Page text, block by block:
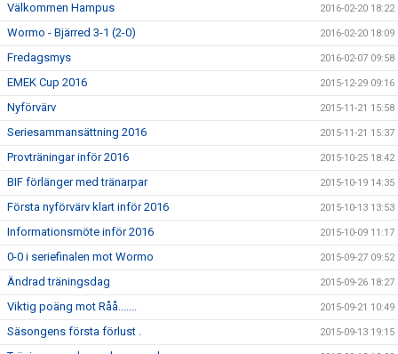
Välkommen Hampus 2016-02-20 18:22
Wormo - Bjärred 3-1 (2-0) 2016-02-20 18:09
Fredagsmys 2016-02-07 09:58
EMEK Cup 2016 2015-12-29 09:16
Nyförvärv 2015-11-21 15:58
Seriesammansättning 2016 2015-11-21 15:37
Provträningar inför 2016 2015-10-25 18:42
BIF förlänger med tränarpar 2015-10-19 14:35
Första nyförvärv klart inför 2016 2015-10-13 13:53
Informationsmöte inför 2016 2015-10-09 11:17
0-0 i seriefinalen mot Wormo 2015-09-27 09:52
Ändrad träningsdag 2015-09-26 18:27
Viktig poäng mot Råå....... 2015-09-21 10:49
Säsongens första förlust . 2015-09-13 19:15